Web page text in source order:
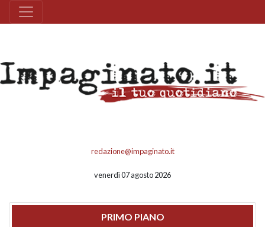
redazione@impaginato.it
venerdì 07 agosto 2026
PRIMO PIANO